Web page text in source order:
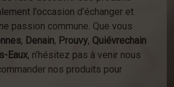
l'occasion d’échanger et
passion commune. Que vous
, Denain, Prouvy, Quiévrechain
Eaux, n’hésitez pas à venir nous
nos produits pour